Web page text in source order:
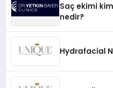
Saç ekimi
nedir?
Hydrafacial